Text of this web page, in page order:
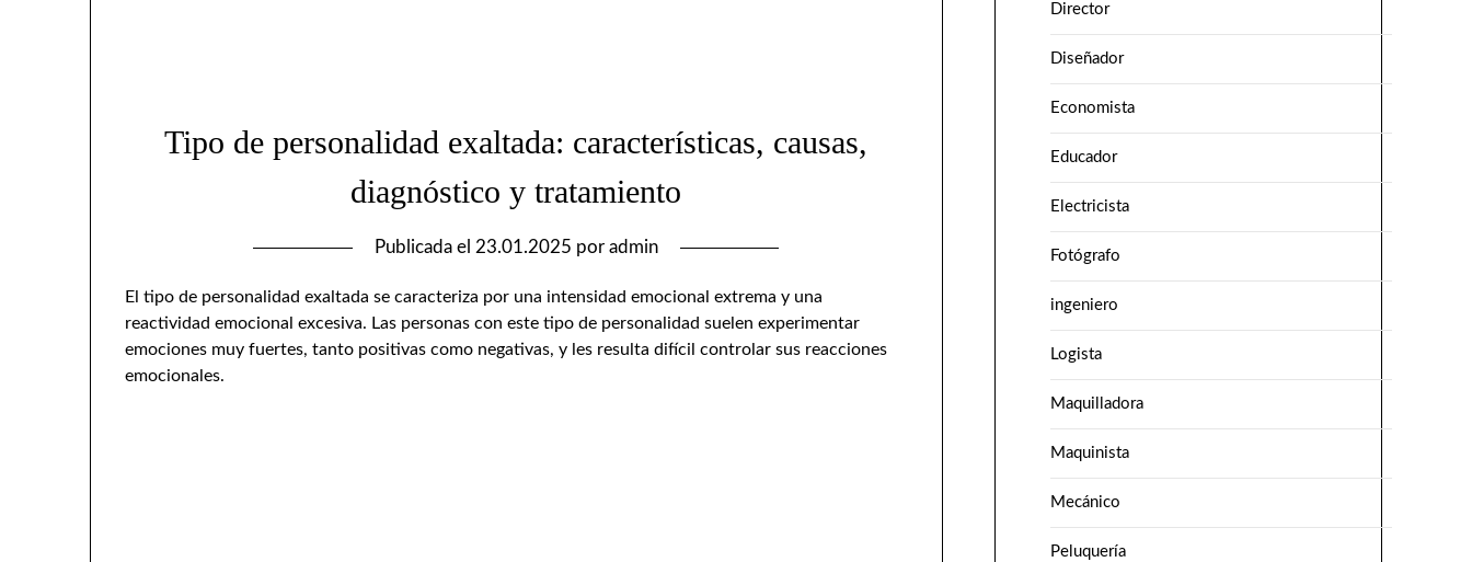
Tipo de personalidad exaltada: características, causas,
diagnóstico y tratamiento
Publicada el 23.01.2025 por admin
El tipo de personalidad exaltada se caracteriza por una intensidad emocional extrema y una
reactividad emocional excesiva. Las personas con este tipo de personalidad suelen experimentar
emociones muy fuertes, tanto positivas como negativas, y les resulta difícil controlar sus reacciones
emocionales.
Director
Diseñador
Economista
Educador
Electricista
Fotógrafo
ingeniero
Logista
Maquilladora
Maquinista
Mecánico
Peluquería